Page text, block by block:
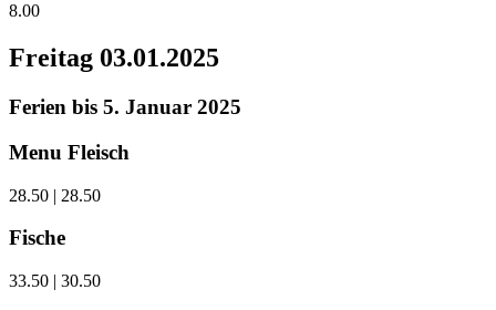
8.00
Freitag 03.01.2025
Ferien bis 5. Januar 2025
Menu Fleisch
28.50 | 28.50
Fische
33.50 | 30.50